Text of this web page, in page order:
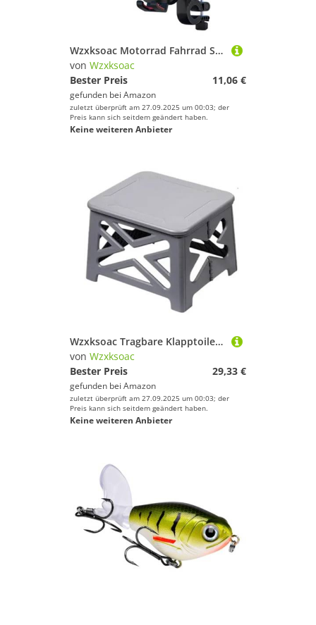
Wzxksoac Motorrad Fahrrad Smartphone Halter 360° Drehung Sonnenschutz Regenfest Outdoor Radfahren Navigation Ständer Handy Halterung Lenker
von Wzxksoac
Bester Preis
11,06 €
gefunden bei Amazon
zuletzt überprüft am 27.09.2025 um 00:03; der
Preis kann sich seitdem geändert haben.
Keine weiteren Anbieter
Wzxksoac Tragbare Klapptoilette mit Deckel Multifunktionale -Toilette für Camping Reisen B
von Wzxksoac
Bester Preis
29,33 €
gefunden bei Amazon
zuletzt überprüft am 27.09.2025 um 00:03; der
Preis kann sich seitdem geändert haben.
Keine weiteren Anbieter